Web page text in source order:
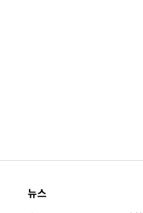
뉴스